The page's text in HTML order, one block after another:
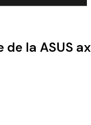
de la ASUS